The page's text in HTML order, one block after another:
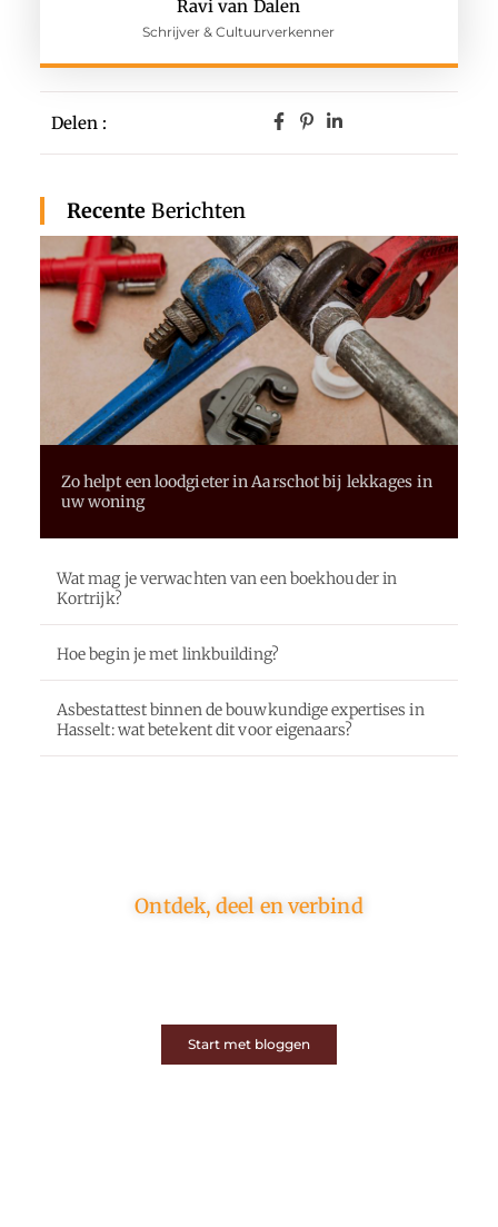
Ravi van Dalen
Schrijver & Cultuurverkenner
Delen :
Recente Berichten
Zo helpt een loodgieter in Aarschot bij lekkages in
uw woning
Wat mag je verwachten van een boekhouder in
Kortrijk?
Hoe begin je met linkbuilding?
Asbestattest binnen de bouwkundige expertises in
Hasselt: wat betekent dit voor eigenaars?
Ontdek, deel en verbind
Start met bloggen